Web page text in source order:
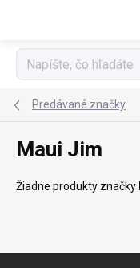
Predávané značky
Maui Jim
Žiadne produkty značky